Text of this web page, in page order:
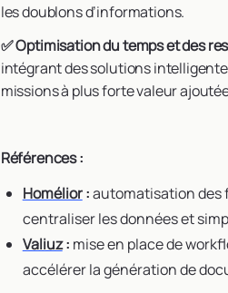
les doublons d’informations.
✅ Optimisation du temps et des
intégrant des solutions
missions à plus forte valeur
Références :
Homélior:automatisation des
centraliser les données et
Valiuz: mise en place de
accélérer la génération de